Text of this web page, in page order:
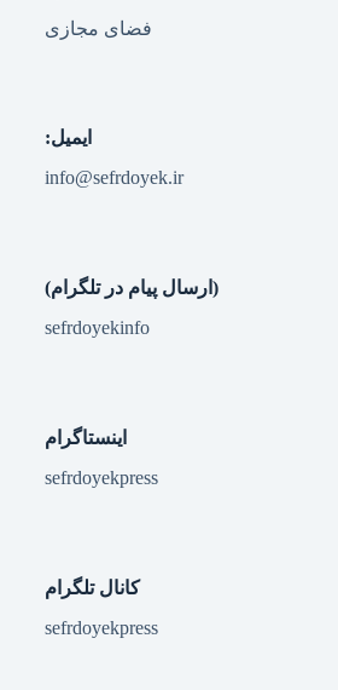
فضای مجازی
ایمیل:
info@sefrdoyek.ir
(ارسال پیام در تلگرام)
sefrdoyekinfo
اینستاگرام
sefrdoyekpress
کانال تلگرام
sefrdoyekpress